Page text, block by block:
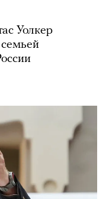
Уолкер
семьей